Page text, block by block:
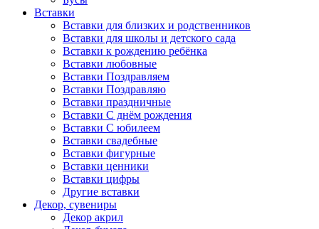
Вставки
Вставки для близких и родственников
Вставки для школы и детского сада
Вставки к рождению ребёнка
Вставки любовные
Вставки Поздравляем
Вставки Поздравляю
Вставки праздничные
Вставки С днём рождения
Вставки С юбилеем
Вставки свадебные
Вставки фигурные
Вставки ценники
Вставки цифры
Другие вставки
Декор, сувениры
Декор акрил